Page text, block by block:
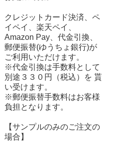
クレジットカード決済、ペ
イペイ、楽天ペイ、
Amazon Pay、代金引換、
郵便振替(ゆうちょ銀行)が
ご利用いただけます。
※代金引換は手数料として
別途３３０円（税込）を 貰
い受けます。
※郵便振替手数料はお客様
負担となります。
【サンプルのみのご注文の
場合】